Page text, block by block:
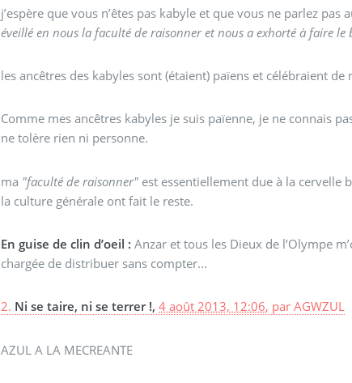
j’espère que vous n’êtes pas kabyle et que vous ne parlez pas
éveillé en nous la faculté de raisonner et nous a exhorté à faire
les ancêtres des kabyles sont (étaient) païens et célébraient
Comme mes ancêtres kabyles je suis païenne, je ne connais
ne tolère rien ni personne.
ma "faculté de raisonner" est essentiellement due à la cervelle
la culture générale ont fait le reste.
En guise de clin d’oeil : Anzar et tous les Dieux de l’Olympe
chargée de distribuer sans compter...
2. Ni se taire, ni se terrer !,4 août 2013, 12:06, parAGWZUL
AZUL A LA MECREANTE